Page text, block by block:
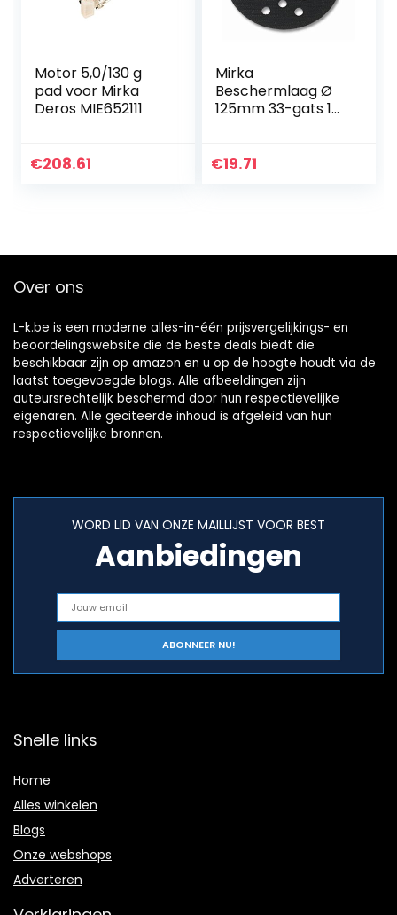
Motor 5,0/130 g
pad voor Mirka
Deros MIE652111
€208.61
Mirka
Beschermlaag Ø
125mm 33-gats 1
schuurschijven
€19.71
Over ons
L-k.be is een moderne alles-in-één prijsvergelijkings- en
beoordelingswebsite die de beste deals biedt die
beschikbaar zijn op amazon en u op de hoogte houdt via de
laatst toegevoegde blogs. Alle afbeeldingen zijn
auteursrechtelijk beschermd door hun respectievelijke
eigenaren. Alle geciteerde inhoud is afgeleid van hun
respectievelijke bronnen.
WORD LID VAN ONZE MAILLIJST VOOR BEST
Aanbiedingen
Snelle links
Home
Alles winkelen
Blogs
Onze webshops
Adverteren